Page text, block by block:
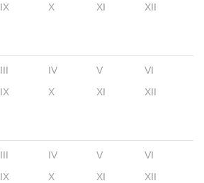
IX X XI XII
III IV V
VI
IX X XI XII
III IV V
VI
IX X XI XII